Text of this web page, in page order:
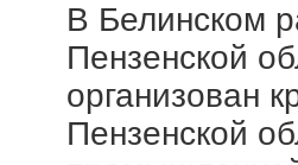
В Белинском
Пензенской
организован
Пензенской